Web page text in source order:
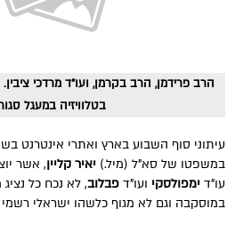
הרב פרידמן, הרב בקרמן, ועו"ד מרדכי ציבין.
בטלוויזיה במעגל
עיתוני סוף השבוע בארץ ואתרי אינטרנט
במשפטו של סא"ל (מיל.) יאיר קליין, אשר
עו"דימפולסקי ועו"ד פבלוב, לא נכח כל
במוסקבה וגם לא מגוף כלשהו ישראלי